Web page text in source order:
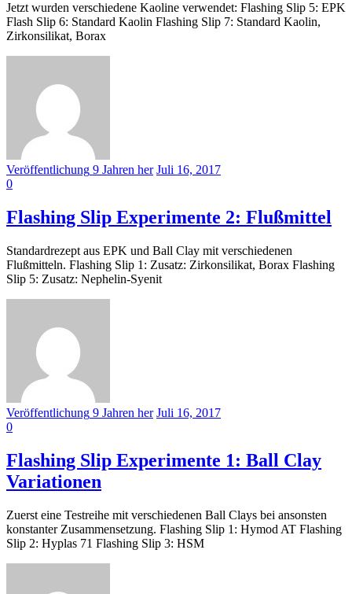
Jetzt wurden verschiedene Kaoline verwendet: Flashing Slip 5: EPK
Flash Slip 6: Standard Kaolin Flashing Slip 7: Standard Kaolin,
Zirkonsilikat, Borax
Veröffentlichung 9 Jahren her Juli 16, 2017
0
Flashing Slip Experimente 2: Flußmittel
Standardrezept aus EPK und Ball Clay mit verschiedenen
Flußmitteln. Flashing Slip 1: Zusatz: Zirkonsilikat, Borax Flashing
Slip 5: Zusatz: Nephelin-Syenit
Veröffentlichung 9 Jahren her Juli 16, 2017
0
Flashing Slip Experimente 1: Ball Clay
Variationen
Zuerst eine Testreihe mit verschiedenen Ball Clays bei ansonsten
konstanter Zusammensetzung. Flashing Slip 1: Hymod AT Flashing
Slip 2: Hyplas 71 Flashing Slip 3: HSM